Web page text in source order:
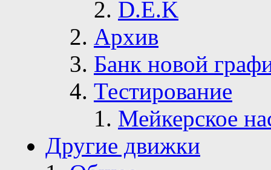
D.E.K
Архив
Банк новой
Тестирование
Мейкерское
Другие движки